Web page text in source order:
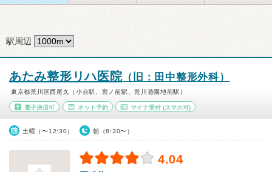
駅周辺
あたみ整形リハ医院（旧：田中整形外科）
東京都荒川区西尾久（小台駅、宮ノ前駅、荒川遊園地前駅）
電子決済可 ネット予約 マイナ受付 (スマホ可)
土曜（〜12:30） 朝（8:30〜）
4.04